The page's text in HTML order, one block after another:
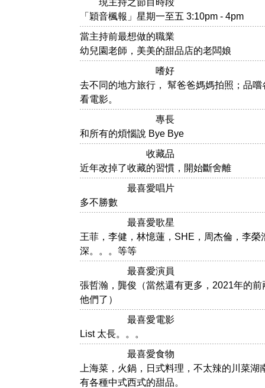
現主持之節目時段
「穎音楓報」星期一至五 3:10pm - 4pm
當主持前最想做的職業
幼兒園老師，美美的甜品店的老闆娘
嗜好
去不同的地方旅行， 幫爸爸媽媽拍照；品嚐
看電影。
專長
和所有的煩惱說 Bye Bye
收藏品
近年改掉了收藏的習慣，開始斷舍離
最喜愛唱片
多不勝數
最喜愛歌星
王菲，李健，林憶蓮，SHE，周杰倫，李榮
深。。。等等
最喜愛演員
張哲瀚，龔俊（當然還有更多，2021年的前
他們了）
最喜愛電影
List 太長。。。
最喜愛食物
上海菜，火鍋，日式料理，不太辣的川菜湖
有各種中式西式的甜品。